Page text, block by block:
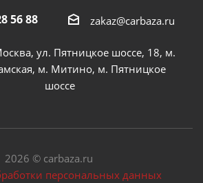
56 88 zakaz@carbaza.ru
ул. Пятницкое шоссе, 18, м.
м. Митино, м. Пятницкое
шоссе
2026 © carbaza.ru
персональных данных